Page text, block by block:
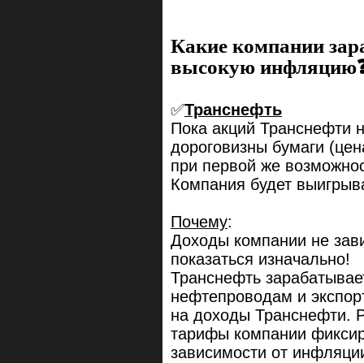
Какие компании
высокую
✅Транснефть
Пока акций Транснефти
дороговизны бумаги
при первой же
Компания будет
Почему:
Доходы компании не
показаться изначально!
Транснефть
нефтепроводам и
на доходы Транснефти.
тарифы компании
зависимости от